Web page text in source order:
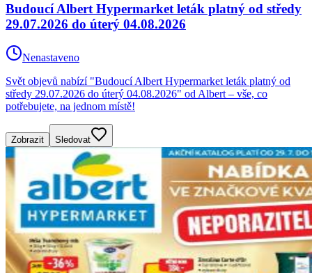
Budoucí Albert Hypermarket leták platný od středy
29.07.2026 do úterý 04.08.2026
Nenastaveno
Svět objevů nabízí "Budoucí Albert Hypermarket leták platný od
středy 29.07.2026 do úterý 04.08.2026" od Albert – vše, co
potřebujete, na jednom místě!
Zobrazit Sledovat